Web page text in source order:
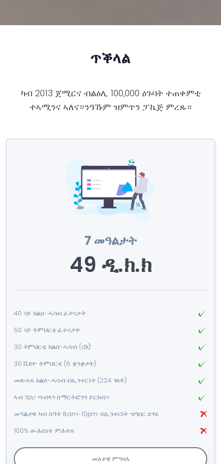
ጥቕላል
ካብ 2013 ጀሚርና ብልዕሊ 100,000 ዕጉባት ተጠቀምቲ
ተኣሚንና ኣለና።ንዓኹም ዝምጥን ፓኬጅ ምረጹ።
7 መዓልታት
49 ዲ.ክ.ክ
40 ናይ ክልሰ-ሓሳብ ፈተናታት
50 ናይ ትምህርቲ ፈተናታት
30 ትምህርቲ ክልሰ-ሓሳብ (dk)
30 ቪድዮ ትምህርቲ (6 ቋንቋታት)
መጽሓፍ ክልሰ-ሓሳብ ብኢንተርነት (224 ገጻት)
ኣብ ፒሲ፡ ጣብላን ስማርትፎንን ይርከብ።
መዓልታዊ ካብ ሰዓት 8am-10pm ብኢንተርነት ዝግበር ደገፍ
100% ውሕስነት ምሕላፍ
መእተዊ ምግዛእ